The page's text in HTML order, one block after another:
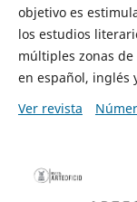
objetivo es
los estudios
múltiples zonas
en español, inglés
Ver revista